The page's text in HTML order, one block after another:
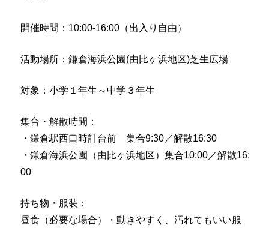
開催時間：10:00-16:00（出入り自由）
活動場所：鎌倉海浜公園(由比ヶ浜地区)芝生広場
対象：小学１年生～中学３年生
集合・解散時間：
・鎌倉駅西口時計台前 集合9:30／解散16:30
・鎌倉海浜公園（由比ヶ浜地区）集合10:00／解散16:
00
持ち物・服装：
昼食（必要な場合）・動きやすく、汚れてもいい服